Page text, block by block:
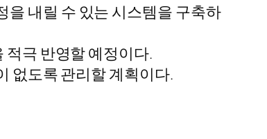
내릴 수 있는 시스템을 구축하
극 반영할 예정이다.
없도록 관리할 계획이다.